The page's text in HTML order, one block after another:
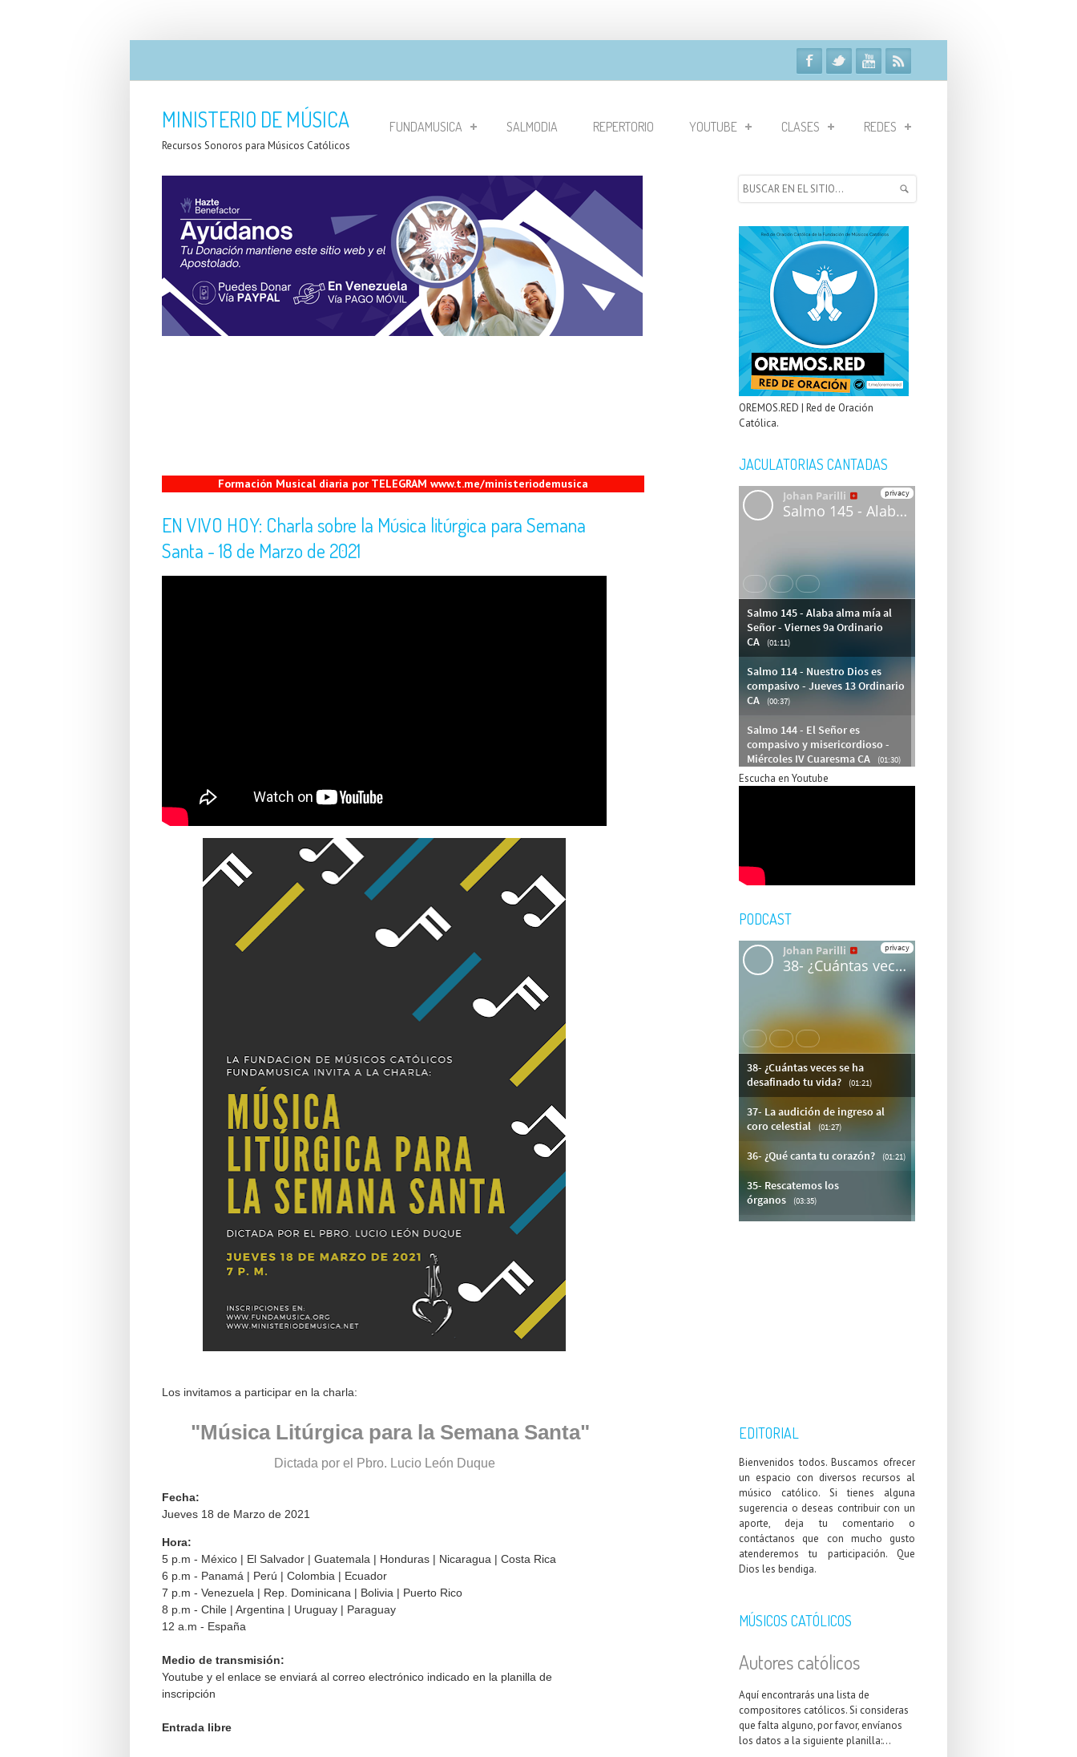
MINISTERIO DE MÚSICA
Recursos Sonoros para Músicos Católicos
FUNDAMUSICA SALMODIA REPERTORIO YOUTUBE CLASES REDES
Formación Musical diaria por TELEGRAM www.t.me/ministeriodemusica
EN VIVO HOY: Charla sobre la Música litúrgica para Semana
Santa - 18 de Marzo de 2021
Los invitamos a participar en la charla:
"Música Litúrgica para la Semana Santa"
Dictada por el Pbro. Lucio León Duque
Fecha:
Jueves 18 de Marzo de 2021
Hora:
5 p.m - México | El Salvador | Guatemala | Honduras | Nicaragua | Costa Rica
6 p.m - Panamá | Perú | Colombia | Ecuador
7 p.m - Venezuela | Rep. Dominicana | Bolivia | Puerto Rico
8 p.m - Chile | Argentina | Uruguay | Paraguay
12 a.m - España
Medio de transmisión:
Youtube y el enlace se enviará al correo electrónico indicado en la planilla de
inscripción
Entrada libre
OREMOS.RED | Red de Oración
Católica.
JACULATORIAS CANTADAS
Escucha en Youtube
PODCAST
EDITORIAL
Bienvenidos todos. Buscamos ofrecer
un espacio con diversos recursos al
músico católico. Si tienes alguna
sugerencia o deseas contribuir con un
aporte, deja tu comentario o
contáctanos que con mucho gusto
atenderemos tu participación. Que
Dios les bendiga.
MÚSICOS CATÓLICOS
Autores católicos
Aquí encontrarás una lista de
compositores católicos. Si consideras
que falta alguno, por favor, envíanos
los datos a la siguiente planilla:...